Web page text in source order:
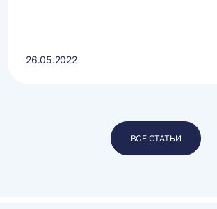
26.05.2022
ВСЕ СТАТЬИ